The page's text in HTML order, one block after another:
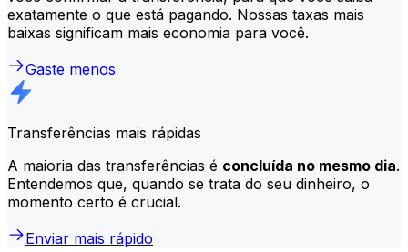
exatamente o que está pagando. Nossas taxas mais
baixas significam mais economia para você.
Gaste menos
Transferências mais rápidas
A maioria das transferências é concluída no mesmo dia.
Entendemos que, quando se trata do seu dinheiro, o
momento certo é crucial.
Enviar mais rápido